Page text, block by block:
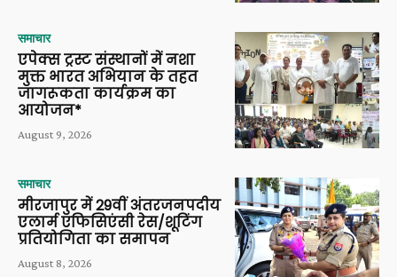
समाचार
एपेक्स ट्रस्ट संस्थानों में नशा
मुक्त भारत अभियान के तहत
जागरूकता कार्यक्रम का
आयोजन*
August 9, 2026
समाचार
मीरजापुर में 29वीं अंतरजनपदीय
एलार्म एफिसिएंसी रेस/शूटिंग
प्रतियोगिता का समापन
August 8, 2026